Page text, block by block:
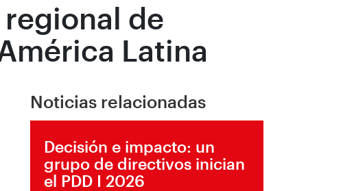
de
Latina
Noticias relacionadas
Decisión e impacto: un
grupo de directivos inician
el PDD I 2026